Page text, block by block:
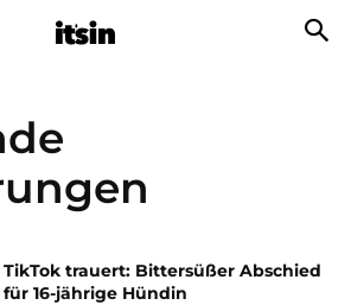
TikTok trauert: Bittersüßer Abschied
für 16-jährige Hündin